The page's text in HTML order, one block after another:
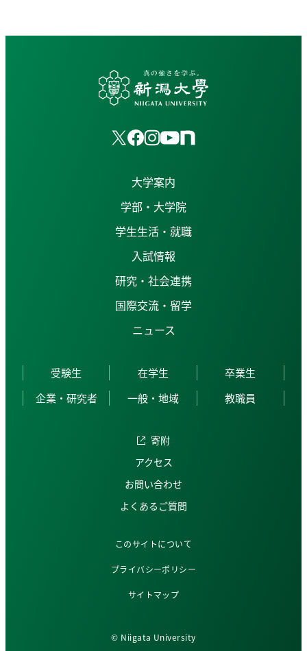
大学案内
学部・大学院
学生生活・就職
入試情報
研究・社会連携
国際交流・留学
ニュース
受験生 在学生
卒業生
企業・研究者
一般・地域 教職員
寄附
アクセス
お問い合わせ
よくあるご質問
このサイトについて
プライバシーポリシー
サイトマップ
© Niigata University